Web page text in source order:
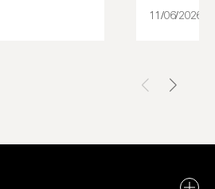
11/06/2026